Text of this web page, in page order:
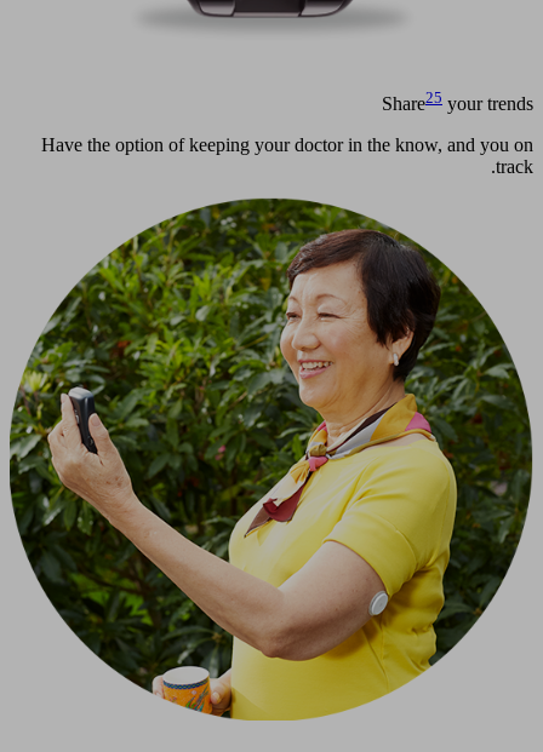
Share25 your trends
Have the option of keeping your doctor in the know, and you on
track.